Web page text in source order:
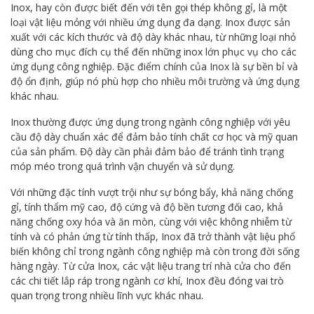
Inox, hay còn được biết đến với tên gọi thép không gỉ, là một
loại vật liệu mỏng với nhiều ứng dụng đa dạng. Inox được sản
xuất với các kích thước và độ dày khác nhau, từ những loại nhỏ
dùng cho mục đích cụ thể đến những inox lớn phục vụ cho các
ứng dụng công nghiệp. Đặc điểm chính của Inox là sự bền bỉ và
độ ổn định, giúp nó phù hợp cho nhiều môi trường và ứng dụng
khác nhau.
Inox thường được ứng dụng trong ngành công nghiệp với yêu
cầu độ dày chuẩn xác để đảm bảo tính chất cơ học và mỹ quan
của sản phẩm. Độ dày cần phải đảm bảo để tránh tình trạng
móp méo trong quá trình vận chuyển và sử dụng.
Với những đặc tính vượt trội như sự bóng bẩy, khả năng chống
gỉ, tính thẩm mỹ cao, độ cứng và độ bền tương đối cao, khả
năng chống oxy hóa và ăn mòn, cùng với việc không nhiễm từ
tính và có phản ứng từ tính thấp, Inox đã trở thành vật liệu phổ
biến không chỉ trong ngành công nghiệp mà còn trong đời sống
hàng ngày. Từ cửa Inox, các vật liệu trang trí nhà cửa cho đến
các chi tiết lắp ráp trong ngành cơ khí, Inox đều đóng vai trò
quan trọng trong nhiều lĩnh vực khác nhau.